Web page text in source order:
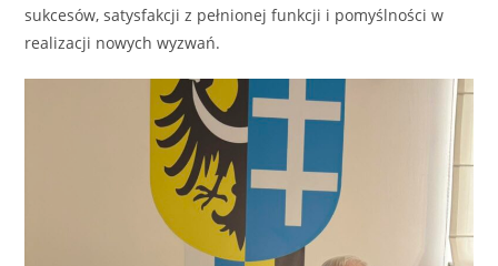
sukcesów, satysfakcji z pełnionej funkcji i pomyślności w
realizacji nowych wyzwań.